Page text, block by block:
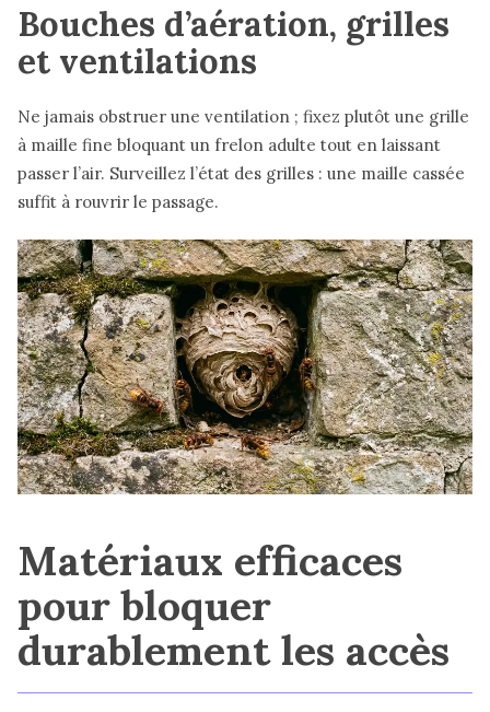
Bouches d’aération, grilles
et ventilations
Ne jamais obstruer une ventilation ; fixez plutôt une grille
à maille fine bloquant un frelon adulte tout en laissant
passer l’air. Surveillez l’état des grilles : une maille cassée
suffit à rouvrir le passage.
Matériaux efficaces
pour bloquer
durablement les accès